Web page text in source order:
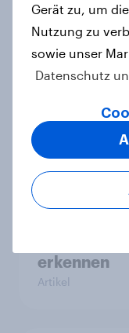
Artikel
Spotlight:
Report
[On-
erkennen
Artikel
Gerät zu, um
Nutzung zu
sowie unser
Datenschutz